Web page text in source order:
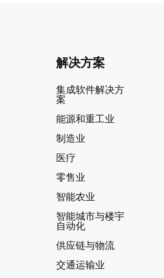
解决方案
集成软件解决方
案
能源和重工业
制造业
医疗
零售业
智能农业
智能城市与楼宇
自动化
供应链与物流
交通运输业